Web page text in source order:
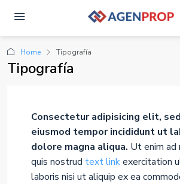
Home Tipografía
Tipografía
Consectetur adipisicing elit,
eiusmod tempor incididunt ut
dolore magna aliqua. Ut enim ad
quis nostrud text linkexercitation
laboris nisi ut aliquip ex ea